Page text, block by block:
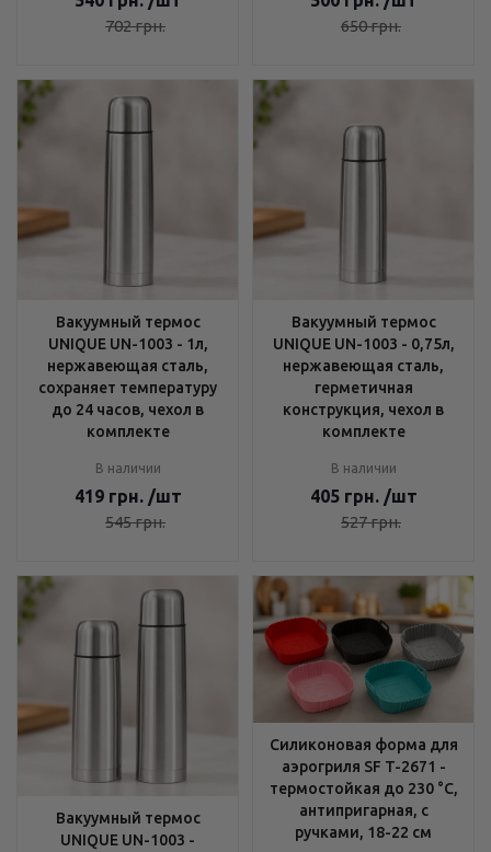
702грн. 650грн.
Вакуумный термос
UNIQUE UN-1003 - 1л,
нержавеющая сталь,
сохраняет температуру
до 24 часов, чехол в
комплекте
В наличии
419 грн. /шт
545грн.
Вакуумный термос
UNIQUE UN-1003 - 0,75л,
нержавеющая сталь,
герметичная
конструкция, чехол в
комплекте
В наличии
405 грн. /шт
527грн.
Вакуумный термос
UNIQUE UN-1003 -
Силиконовая форма для
аэрогриля SF T-2671 -
термостойкая до 230 °C,
антипригарная, с
ручками, 18-22 см